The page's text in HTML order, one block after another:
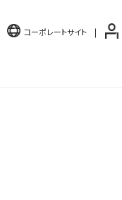
コーポレートサイト